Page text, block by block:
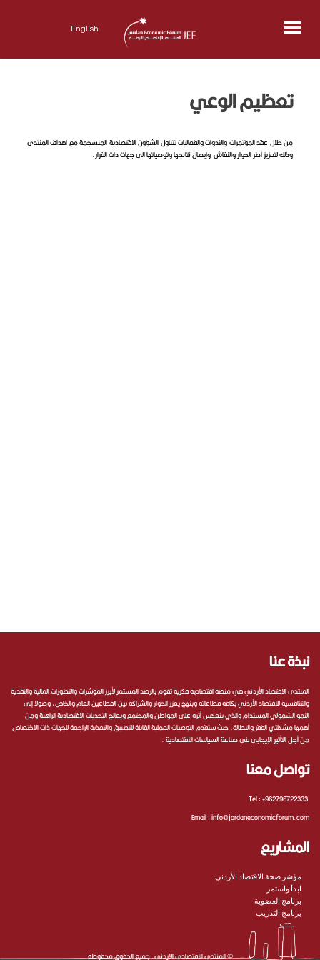
Menu
English
تعظيم الوعي
من خلال عقد المؤتمرات والندوات والفعاليات تتناول الشؤون الاقتصادية المنسجمة مع اهداف المنتدى
وذلك لتعزيز أطر الحوار والنقاش وإيصال نتائجها وتوصياتها الى جهات ذات القرار.
نبذة عنا
المنتدى الاقتصاد الأردني هي منصة اقتصادية فكرية تقوم بالرصد المستمر لأبرز المؤشرات والتطورات المالية والنقدية
والتنافسية للاقتصاد الأردني بكافة قطاعاته وبنهج يعزز الحوار والشراكة بين القطاعين العام والخاص، وصولا إلى
النمو الشمولي المستدام والذي ينعكس أثره على المواطن والمجتمع ويعالج التحديات الاقتصادية الراهنة ومن
أهمها مشكلتي الفقر والبطالة، حيث ستقدم التوصيات العملية القابلة للتطبيق والتغذية الراجعة للجهات ذات الاختصاص
من أجل التأثير الإيجابي في صناعة السياسات الاقتصادية .
تواصل معنا
Tel :+962796722333
Email :info@jordaneconomicforum.com
المشاريع
مؤشر صحة الاقتصاد الأردني
ابدأ واستمر
برنامج العضوية
برنامج التدريب
©المنتدى الاقتصادي الاردني. جميع الحقوق محفوظة